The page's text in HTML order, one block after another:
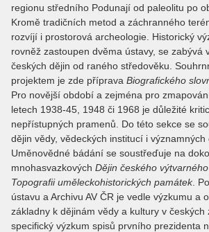
regionu středního Podunají od paleolitu po
Kromě tradičních metod a záchranného
rozvíjí i prostorová archeologie. Historický
rovněž zastoupen dvěma ústavy, se zabývá
českých dějin od raného středověku.
projektem je zde příprava Biografického
Pro novější období a zejména pro
letech 1938-45, 1948 či 1968 je důležité
nepřístupných pramenů. Do této sekce se
dějin vědy, vědeckých institucí i významných
Uměnovědné bádání se soustřeďuje na
mnohasvazkových Dějin českého
Topografii uměleckohistorických památek.
ústavu a Archivu AV ČR je vedle výzkumu a
základny k dějinám vědy a kultury v českých
specifický výzkum spisů prvního prezidenta